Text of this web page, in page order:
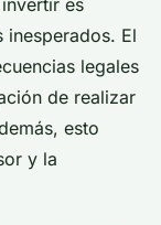
El
legales
de realizar
esto
y la